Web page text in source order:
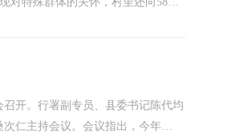
开。行署副专员、县委书记陈代均
仁主持会议。会议指出，今年